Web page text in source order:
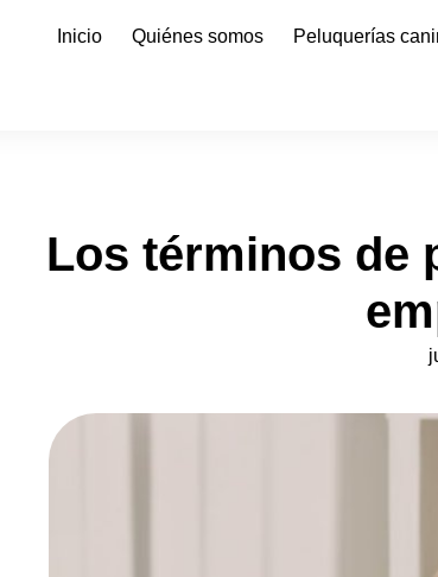
Inicio Quiénes somos Peluquerías
Los términos de